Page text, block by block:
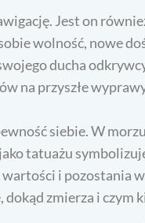
Jest on
wolność, nowe
ducha
na przyszłe
siebie. W
tatuażu
i pozostania
zmierza i czym